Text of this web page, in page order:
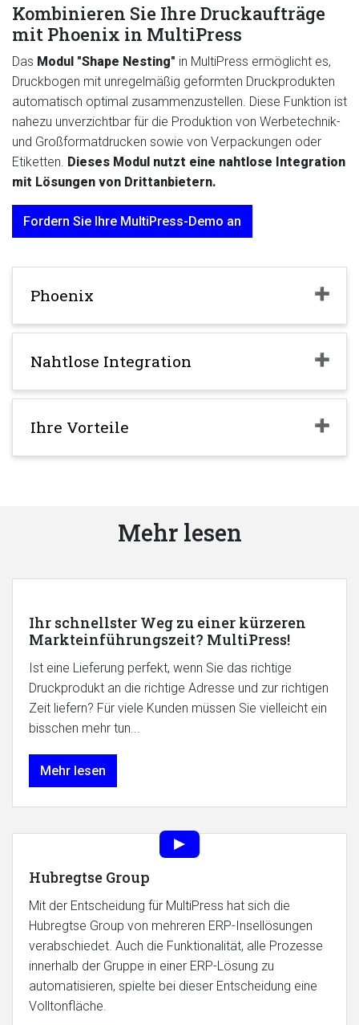
Kombinieren Sie Ihre Druckaufträge
mit Phoenix in MultiPress
Das Modul "Shape Nesting" in MultiPress ermöglicht es,
Druckbogen mit unregelmäßig geformten Druckprodukten
automatisch optimal zusammenzustellen. Diese Funktion ist
nahezu unverzichtbar für die Produktion von Werbetechnik-
und Großformatdrucken sowie von Verpackungen oder
Etiketten. Dieses Modul nutzt eine nahtlose Integration
mit Lösungen von Drittanbietern.
Fordern Sie Ihre MultiPress-Demo an
Phoenix
Nahtlose Integration
Ihre Vorteile
Mehr lesen
Ihr schnellster Weg zu einer kürzeren
Markteinführungszeit? MultiPress!
Ist eine Lieferung perfekt, wenn Sie das richtige
Druckprodukt an die richtige Adresse und zur richtigen
Zeit liefern? Für viele Kunden müssen Sie vielleicht ein
bisschen mehr tun...
Mehr lesen
Hubregtse Group
Mit der Entscheidung für MultiPress hat sich die
Hubregtse Group von mehreren ERP-Insellösungen
verabschiedet. Auch die Funktionalität, alle Prozesse
innerhalb der Gruppe in einer ERP-Lösung zu
automatisieren, spielte bei dieser Entscheidung eine
Volltonfläche.